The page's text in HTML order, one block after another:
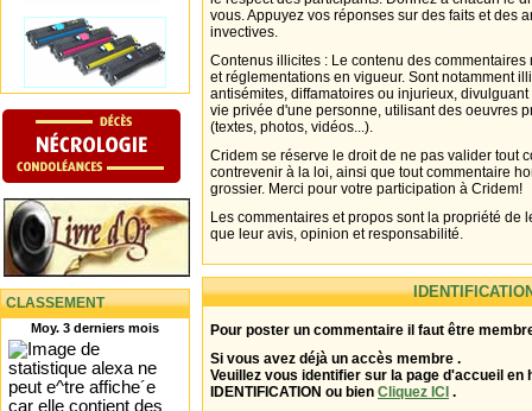
CLASSEMENT
Moy. 3 derniers mois
vous. Appuyez vos réponses sur des faits et des
invectives.
Contenus illicites : Le contenu des
et réglementations en vigueur. Sont notamment
antisémites, diffamatoires ou injurieux,
vie privée d'une personne, utilisant des oeuvres
(textes, photos, vidéos...).
Cridem se réserve le droit de ne pas valider tout
contrevenir à la loi, ainsi que tout commentaire
grossier. Merci pour votre participation à Cridem!
Les commentaires et propos sont la propriété de
que leur avis, opinion et responsabilité.
Pour poster un commentaire il faut être
Si vous avez déjà un accès membre .
Veuillez vous identifier sur la page d'accueil en
IDENTIFICATION ou bien Cliquez ICI .